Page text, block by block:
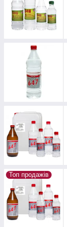
Топ продажів